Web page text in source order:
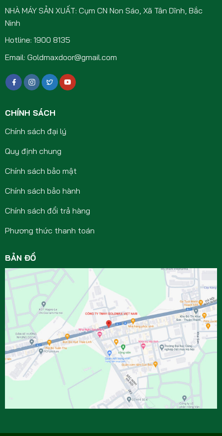
NHÀ MÁY SẢN XUẤT: Cụm CN Non Sáo, Xã Tân Dĩnh, Bắc
Ninh
Hotline: 1900 8135
Email: Goldmaxdoor@gmail.com
CHÍNH SÁCH
Chính sách đại lý
Quy định chung
Chính sách bảo mật
Chính sách bảo hành
Chính sách đổi trả hàng
Phương thức thanh toán
BẢN ĐỒ